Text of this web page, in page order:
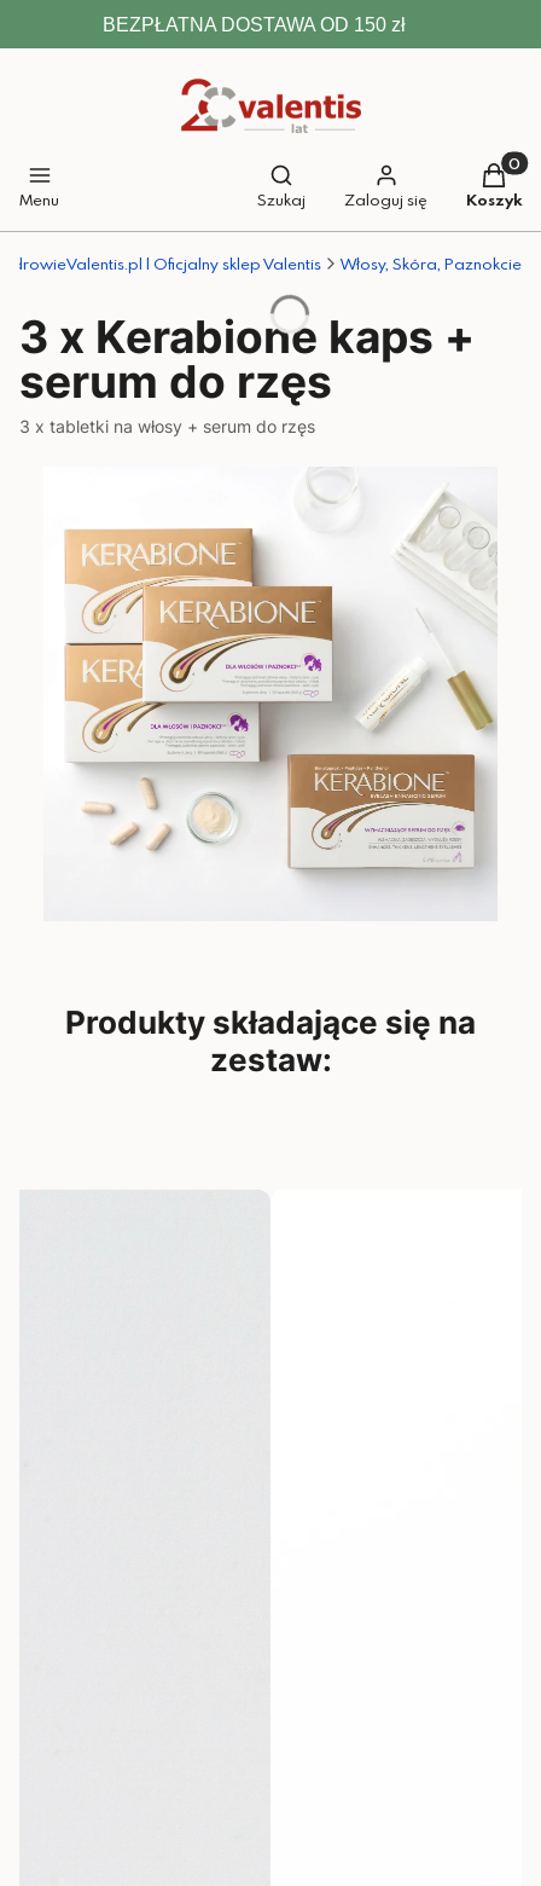
BEZPŁATNA DOSTAWA OD 150 zł
Menu
Otwórz wyszukiwarkę
Szukaj Zaloguj się Koszyk
ZdrowieValentis.pl | Oficjalny sklep Valentis Włosy, Skóra, Paznokcie
3 x Kerabione kaps +
serum do rzęs
3 x tabletki na włosy + serum do rzęs
Produkty składające się na
zestaw: